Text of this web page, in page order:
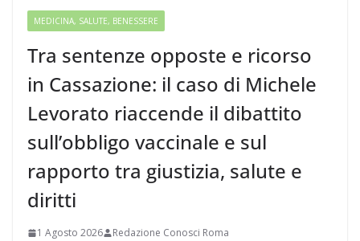
MEDICINA, SALUTE, BENESSERE
Tra sentenze opposte e ricorso
in Cassazione: il caso di Michele
Levorato riaccende il dibattito
sull’obbligo vaccinale e sul
rapporto tra giustizia, salute e
diritti
1 Agosto 2026 Redazione Conosci Roma